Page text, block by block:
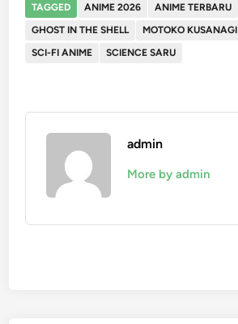
TAGGED ANIME 2026 ANIME TERBARU
GHOST IN THE SHELL
MOTOKO KUSANAGI
SCI-FI ANIME
SCIENCE SARU
admin
More by admin